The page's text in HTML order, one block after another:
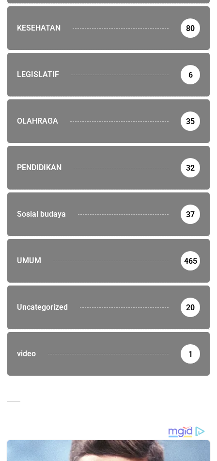
KESEHATAN 80
LEGISLATIF 6
OLAHRAGA 35
PENDIDIKAN 32
Sosial budaya 37
UMUM 465
Uncategorized 20
video 1